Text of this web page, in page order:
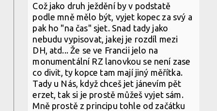
Což jako druh ježdění by v podstatě
podle mně mělo být, vyjet kopec za svý a
pak ho "na čas" sjet. Snad tady jako
nebudu vypisovat, jakej je rozdíl mezi
DH, atd... Že se ve Francii jelo na
monumentální RZ lanovkou se není zase
co divit, ty kopce tam mají jiný měřítka.
Tady u Nás, když chceš jet jánevím pět
erzet, tak si je prostě můžeš vyjet sám.
Mně prostě z principu tohle od začátku